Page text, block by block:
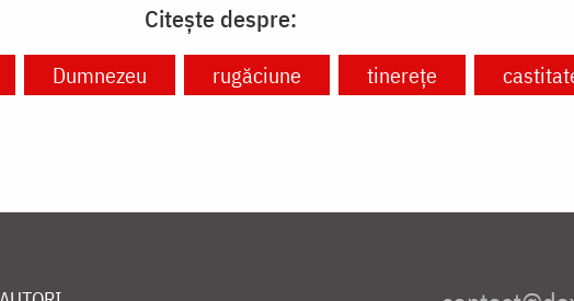
Citește despre:
Dumnezeu rugăciune tinerețe